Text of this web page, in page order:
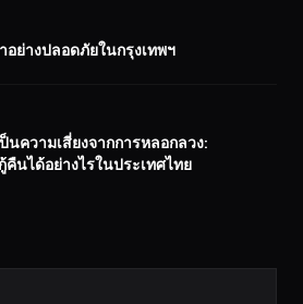
ย่างปลอดภัยในกรุงเทพฯ
ความเสี่ยงจากการหลอกลวง:
นได้อย่างไรในประเทศไทย